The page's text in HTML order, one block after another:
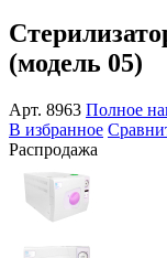
(модель 05)
Арт. 8963 Полное
В избранное
Распродажа